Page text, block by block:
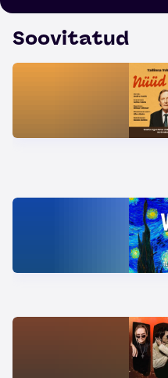
Soovitatud